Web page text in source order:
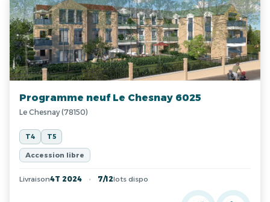
Programme neuf Le Chesnay 6025
Le Chesnay (78150)
T4 T5
Accession libre
Livraison4T 2024 7/12lots dispo